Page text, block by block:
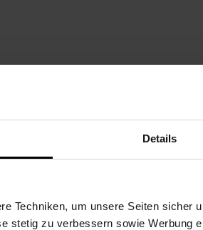
Details
Techniken, um unsere Seiten sicher
stetig zu verbessern sowie Werbung